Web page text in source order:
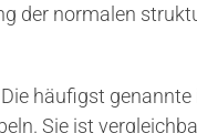
der normalen
häufigst
Sie ist